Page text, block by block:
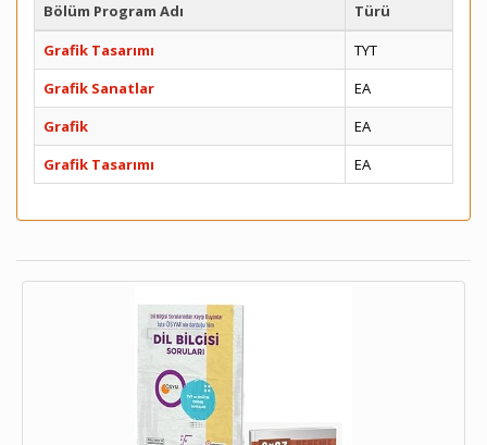
Bölüm Program Adı
Türü
Grafik Tasarımı
TYT
Grafik Sanatlar
EA
Grafik
EA
Grafik Tasarımı
EA